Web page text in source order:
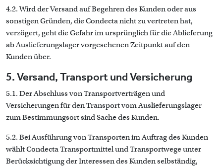
4.2. Wird der Versand auf Begehren des Kunden oder aus
sonstigen Gründen, die Condecta nicht zu vertreten hat,
verzögert, geht die Gefahr im ursprünglich für die Ablieferung
ab Auslieferungslager vorgesehenen Zeitpunkt auf den
Kunden über.
5. Versand, Transport und Versicherung
5.1. Der Abschluss von Transportverträgen und
Versicherungen für den Transport vom Auslieferungslager
zum Bestimmungsort sind Sache des Kunden.
5.2. Bei Ausführung von Transporten im Auftrag des Kunden
wählt Condecta Transportmittel und Transportwege unter
Berücksichtigung der Interessen des Kunden selbständig,